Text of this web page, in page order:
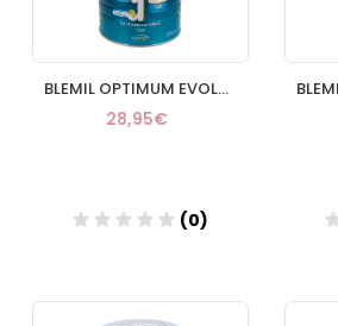
BLEMIL OPTIMUM EVOLUTION 1 LATA 800 G
28,95€
(0)
Añadir